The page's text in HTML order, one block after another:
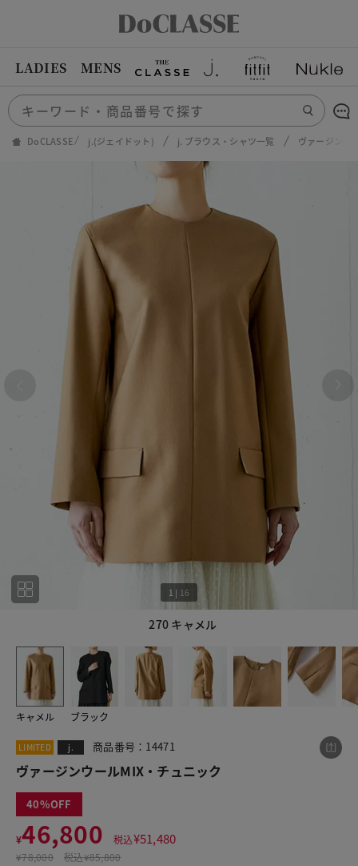
LADIES MENS
DoCLASSE j.(ジェイドット) j. ブラウス・シャツ一覧 ヴァージンウ
270 キャメル
1 | 16
キャメル ブラック
LIMITED j. 商品番号：14471
ヴァージンウールMIX・チュニック
40
¥46,800 税込¥51,480
¥78,000 税込¥85,800
この商品をシェアする
ヴァージンウールMIX・チュニック
¥46,800
税込¥51,480